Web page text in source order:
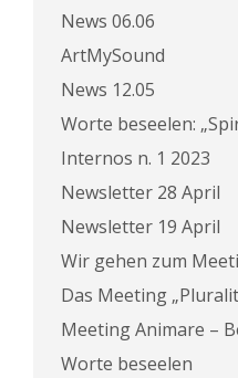
News 06.06
ArtMySound
News 12.05
Worte beseelen:
Internos n. 1 2023
Newsletter 28 April
Newsletter 19 April
Wir gehen zum
Das Meeting
Meeting Animare –
Worte beseelen